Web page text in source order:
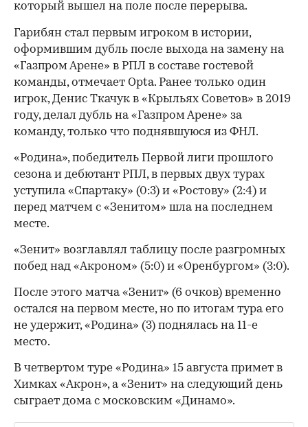
который вышел на поле после перерыва.
00:00
Гарибян стал первым игроком в истории,
оформившим дубль после выхода на замену на
«Газпром Арене» в РПЛ в составе гостевой
команды, отмечает Opta. Ранее только один
игрок, Денис Ткачук в «Крыльях Советов» в 2019
году, делал дубль на «Газпром Арене» за
команду, только что поднявшуюся из ФНЛ.
«Родина», победитель Первой лиги прошлого
сезона и дебютант РПЛ, в первых двух турах
уступила «Спартаку» (0:3) и «Ростову» (2:4) и
перед матчем с «Зенитом» шла на последнем
месте.
«Зенит» возглавлял таблицу после разгромных
побед над «Акроном» (5:0) и «Оренбургом» (3:0).
После этого матча «Зенит» (6 очков) временно
остался на первом месте, но по итогам тура его
не удержит, «Родина» (3) поднялась на 11-е
место.
В четвертом туре «Родина» 15 августа примет в
Химках «Акрон», а «Зенит» на следующий день
сыграет дома с московским «Динамо».